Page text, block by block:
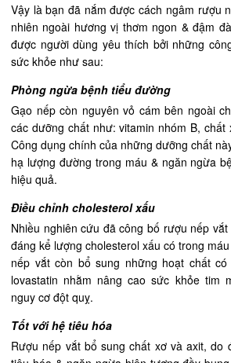
Vậy là bạn đã nắm được cách ngâm rượu
nhiên ngoài hương vị thơm ngon & đậm
được người dùng yêu thích bởi những
sức khỏe như sau:
Phòng ngừa bệnh tiểu đường
Gạo nếp còn nguyên vỏ cám bên ngoài
các dưỡng chất như: vitamin nhóm B, chất
Công dụng chính của những dưỡng chất
hạ lượng đường trong máu & ngăn ngừa
hiệu quả.
Điều chỉnh cholesterol xấu
Nhiều nghiên cứu đã công bố rượu nếp
đáng kể lượng cholesterol xấu có trong
nếp vắt còn bổ sung những hoạt chất
lovastatin nhằm nâng cao sức khỏe tim
nguy cơ đột quỵ.
Tốt với hệ tiêu hóa
Rượu nếp vắt bổ sung chất xơ và axit, do